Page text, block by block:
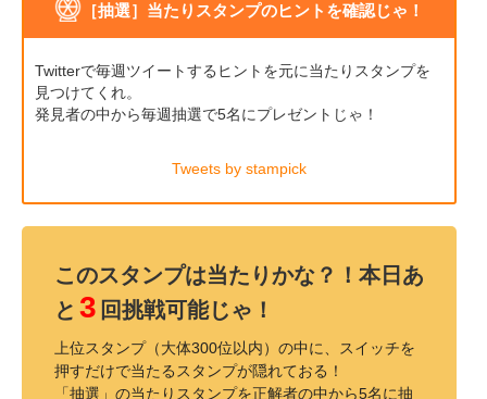
［抽選］当たりスタンプのヒントを確認じゃ！
Twitterで毎週ツイートするヒントを元に当たりスタンプを
見つけてくれ。
発見者の中から毎週抽選で5名にプレゼントじゃ！
Tweets by stampick
このスタンプは当たりかな？！本日あ
と 3 回挑戦可能じゃ！
上位スタンプ（大体300位以内）の中に、スイッチを
押すだけで当たるスタンプが隠れておる！
「抽選」の当たりスタンプを正解者の中から5名に抽